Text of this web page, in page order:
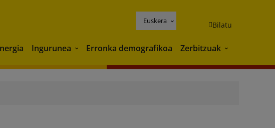
Euskera Bilatu
Ingurunea Ingurunea
Erronka demografikoa Zerbitzuak Zerbitzuak